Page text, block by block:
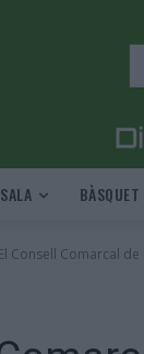
BÀSQUET
El Consell Comarcal